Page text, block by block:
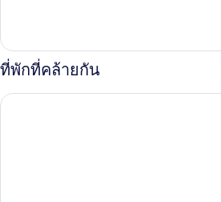
+
'da
Moim'
Child
เกี่ยว
กับ
[FamilySignature]
Executive
ที่พักที่คล้ายกัน
อนันติ แอท บูซาน วิลเลจ